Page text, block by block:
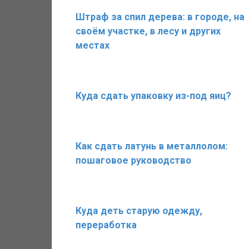
Штраф за спил дерева: в городе, на
своём участке, в лесу и других
местах
Куда сдать упаковку из-под яиц?
Как сдать латунь в металлолом:
пошаговое руководство
Куда деть старую одежду,
переработка